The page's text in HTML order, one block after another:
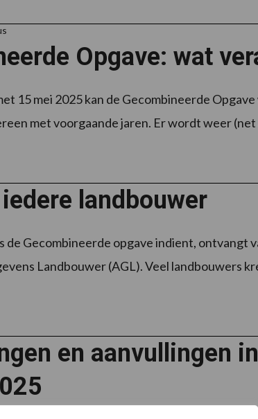
Opgave: wat
15 mei 2025 kan de Gecombineerde
met voorgaande jaren. Er wordt weer
landbouwer
de Gecombineerde opgave indient, ontvangt
Landbouwer (AGL). Veel landbouwers
en aanvullingen